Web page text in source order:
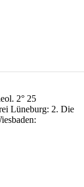
2° 25
Lüneburg: 2. Die